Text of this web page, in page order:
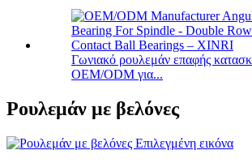
Γωνιακό ρουλεμάν επαφής
OEM/ODM για...
Ρουλεμάν με βελόνες